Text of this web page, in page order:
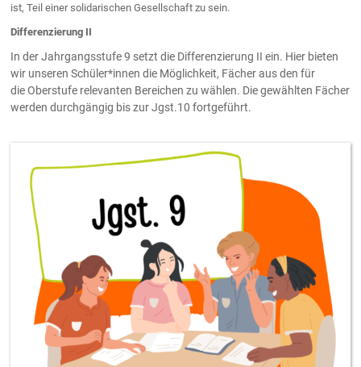
ist, Teil einer solidarischen Gesellschaft zu sein.
Differenzierung II
In der Jahrgangsstufe 9 setzt die Differenzierung II ein. Hier bieten
wir unseren Schüler*innen die Möglichkeit, Fächer aus den für
die Oberstufe relevanten Bereichen zu wählen. Die gewählten Fächer
werden durchgängig bis zur Jgst.10 fortgeführt.